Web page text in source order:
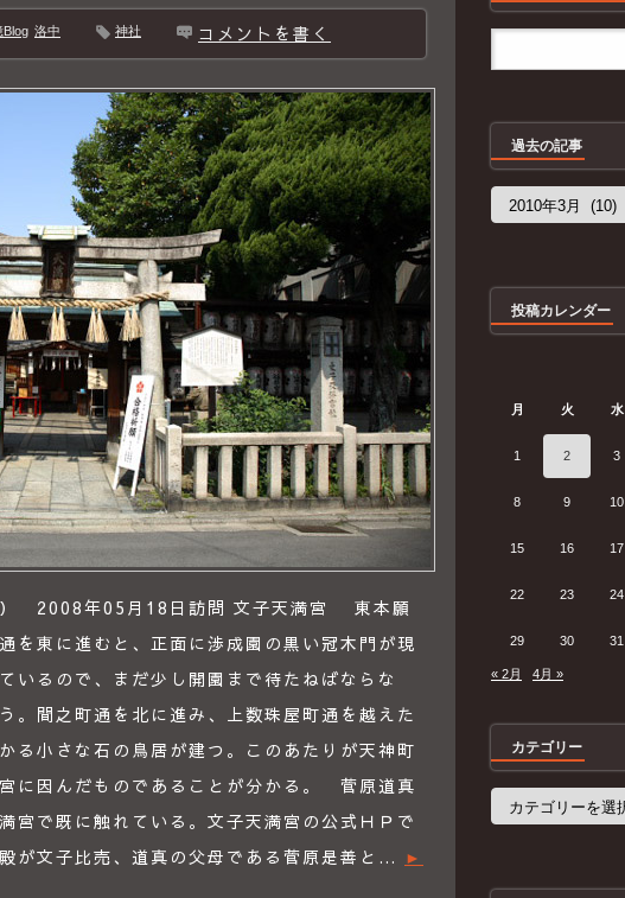
Blog 洛中 神社 コメントを書く
） 2008年05月18日訪問 文子天満宮 東本願
を東に進むと、正面に渉成園の黒い冠木門が現
いるので、まだ少し開園まで待たねばならな
。間之町通を北に進み、上数珠屋町通を越えた
る小さな石の鳥居が建つ。このあたりが天神町
に因んだものであることが分かる。 菅原道真
宮で既に触れている。文子天満宮の公式ＨＰで
が文子比売、道真の父母である菅原是善と… ►
過去の記事
過
投稿カレンダー
月 火 水
1 2 3
8 9 10
15 16 17
22 23 24
29 30 31
« 2月 4月 »
カテゴリー
カ